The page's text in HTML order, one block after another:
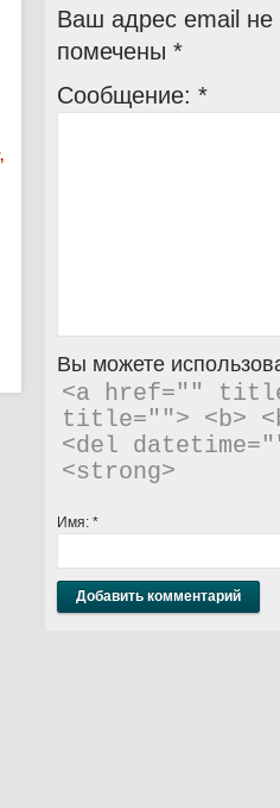
Ваш адрес email не
помечены *
Сообщение: *
Вы можете
<a href=""
title=""> <b>
<del
<strong>
Имя: *